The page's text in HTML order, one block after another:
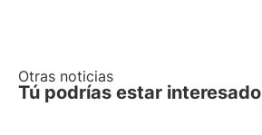
Otras noticias
Tú podrías estar interesado